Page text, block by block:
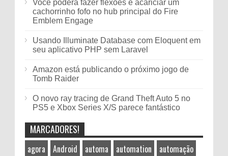
Você poderá fazer flexões e acariciar um
cachorrinho fofo no hub principal do Fire
Emblem Engage
Usando Illuminate Database com Eloquent em
seu aplicativo PHP sem Laravel
Amazon está publicando o próximo jogo de
Tomb Raider
O novo ray tracing de Grand Theft Auto 5 no
PS5 e Xbox Series X/S parece fantástico
MARCADORES!
agora Android automa automation
automação